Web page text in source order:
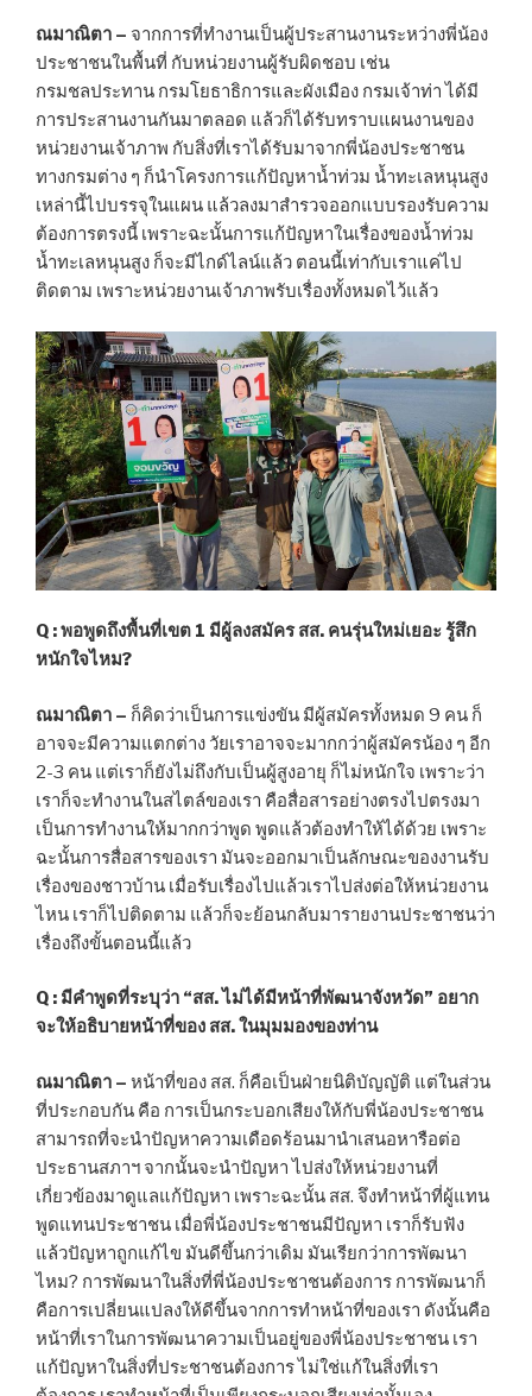
ณมาณิตา – จากการที่ทำงานเป็นผู้ประสานงานระหว่างพี่น้อง
ประชาชนในพื้นที่ กับหน่วยงานผู้รับผิดชอบ เช่น
กรมชลประทาน กรมโยธาธิการและผังเมือง กรมเจ้าท่า ได้มี
การประสานงานกันมาตลอด แล้วก็ได้รับทราบแผนงานของ
หน่วยงานเจ้าภาพ กับสิ่งที่เราได้รับมาจากพี่น้องประชาชน
ทางกรมต่าง ๆ ก็นำโครงการแก้ปัญหาน้ำท่วม น้ำทะเลหนุนสูง
เหล่านี้ไปบรรจุในแผน แล้วลงมาสำรวจออกแบบรองรับความ
ต้องการตรงนี้ เพราะฉะนั้นการแก้ปัญหาในเรื่องของน้ำท่วม
น้ำทะเลหนุนสูง ก็จะมีไกด์ไลน์แล้ว ตอนนี้เท่ากับเราแค่ไป
ติดตาม เพราะหน่วยงานเจ้าภาพรับเรื่องทั้งหมดไว้แล้ว
Q : พอพูดถึงพื้นที่เขต 1 มีผู้ลงสมัคร สส. คนรุ่นใหม่เยอะ รู้สึก
หนักใจไหม?
ณมาณิตา – ก็คิดว่าเป็นการแข่งขัน มีผู้สมัครทั้งหมด 9 คน ก็
อาจจะมีความแตกต่าง วัยเราอาจจะมากกว่าผู้สมัครน้อง ๆ อีก
2-3 คน แต่เราก็ยังไม่ถึงกับเป็นผู้สูงอายุ ก็ไม่หนักใจ เพราะว่า
เราก็จะทำงานในสไตล์ของเรา คือสื่อสารอย่างตรงไปตรงมา
เป็นการทำงานให้มากกว่าพูด พูดแล้วต้องทำให้ได้ด้วย เพราะ
ฉะนั้นการสื่อสารของเรา มันจะออกมาเป็นลักษณะของงานรับ
เรื่องของชาวบ้าน เมื่อรับเรื่องไปแล้วเราไปส่งต่อให้หน่วยงาน
ไหน เราก็ไปติดตาม แล้วก็จะย้อนกลับมารายงานประชาชนว่า
เรื่องถึงขั้นตอนนี้แล้ว
Q : มีคำพูดที่ระบุว่า “สส. ไม่ได้มีหน้าที่พัฒนาจังหวัด” อยาก
จะให้อธิบายหน้าที่ของ สส. ในมุมมองของท่าน
ณมาณิตา – หน้าที่ของ สส. ก็คือเป็นฝ่ายนิติบัญญัติ แต่ในส่วน
ที่ประกอบกัน คือ การเป็นกระบอกเสียงให้กับพี่น้องประชาชน
สามารถที่จะนำปัญหาความเดือดร้อนมานำเสนอหารือต่อ
ประธานสภาฯ จากนั้นจะนำปัญหา ไปส่งให้หน่วยงานที่
เกี่ยวข้องมาดูแลแก้ปัญหา เพราะฉะนั้น สส. จึงทำหน้าที่ผู้แทน
พูดแทนประชาชน เมื่อพี่น้องประชาชนมีปัญหา เราก็รับฟัง
แล้วปัญหาถูกแก้ไข มันดีขึ้นกว่าเดิม มันเรียกว่าการพัฒนา
ไหม? การพัฒนาในสิ่งที่พี่น้องประชาชนต้องการ การพัฒนาก็
คือการเปลี่ยนแปลงให้ดีขึ้นจากการทำหน้าที่ของเรา ดังนั้นคือ
หน้าที่เราในการพัฒนาความเป็นอยู่ของพี่น้องประชาชน เรา
แก้ปัญหาในสิ่งที่ประชาชนต้องการ ไม่ใช่แก้ในสิ่งที่เรา